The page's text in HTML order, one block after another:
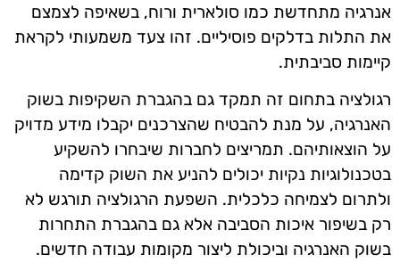
אנרגיה מתחדשת כמו סולארית ורוח, בשאיפה לצמצם
את התלות בדלקים פוסיליים. זהו צעד משמעותי לקראת
קיימות סביבתית.
רגולציה בתחום זה תמקד גם בהגברת השקיפות בשוק
האנרגיה, על מנת להבטיח שהצרכנים יקבלו מידע מדויק
על הוצאותיהם. תמריצים לחברות שיבחרו להשקיע
בטכנולוגיות נקיות יכולים להניע את השוק קדימה
ולתרום לצמיחה כלכלית. השפעת הרגולציה תורגש לא
רק בשיפור איכות הסביבה אלא גם בהגברת התחרות
בשוק האנרגיה וביכולת ליצור מקומות עבודה חדשים.